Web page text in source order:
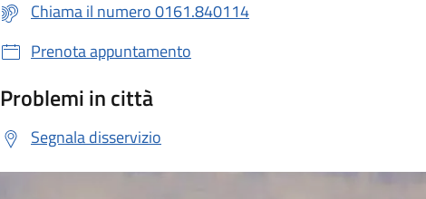
Chiama il numero 0161.840114
Prenota appuntamento
Problemi in città
Segnala disservizio